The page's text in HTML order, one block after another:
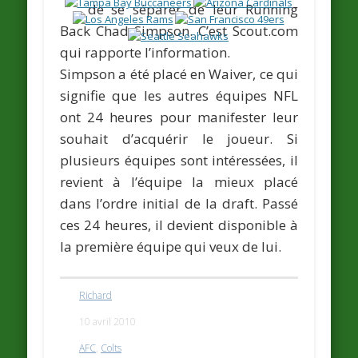
de se séparer de leur Running
BackChad Simpson. C’estScout.com
qui rapporte l’information.
Simpson a été placé en Waiver, ce qui
signifie que les autres équipes NFL
ont 24 heures pour manifester leur
souhait d’acquérir le joueur. Si
plusieurs équipes sont intéressées, il
revient à l’équipe la mieux placé
dans l’ordre initial de la draft. Passé
ces 24 heures, il devient disponible à
la première équipe qui veux de lui.
Richard
10 avril 2010
AFC, Colts